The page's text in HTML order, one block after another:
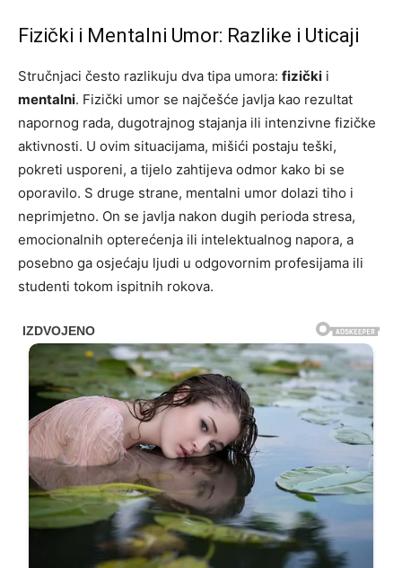
Fizički i Mentalni Umor: Razlike i Uticaji
Stručnjaci često razlikuju dva tipa umora: fizički i
mentalni. Fizički umor se najčešće javlja kao rezultat
napornog rada, dugotrajnog stajanja ili intenzivne fizičke
aktivnosti. U ovim situacijama, mišići postaju teški,
pokreti usporeni, a tijelo zahtijeva odmor kako bi se
oporavilo. S druge strane, mentalni umor dolazi tiho i
neprimjetno. On se javlja nakon dugih perioda stresa,
emocionalnih opterećenja ili intelektualnog napora, a
posebno ga osjećaju ljudi u odgovornim profesijama ili
studenti tokom ispitnih rokova.